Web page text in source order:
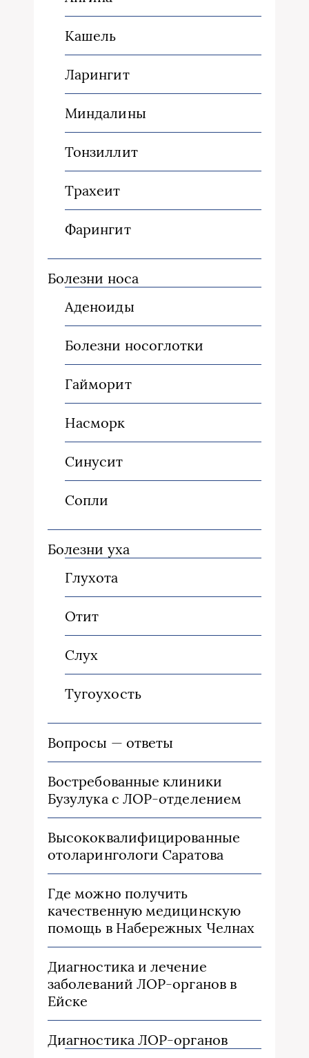
Кашель
Ларингит
Миндалины
Тонзиллит
Трахеит
Фарингит
Болезни носа
Аденоиды
Болезни носоглотки
Гайморит
Насморк
Синусит
Сопли
Болезни уха
Глухота
Отит
Слух
Тугоухость
Вопросы — ответы
Востребованные клиники
Бузулука с ЛОР-отделением
Высококвалифицированные
отоларингологи Саратова
Где можно получить
качественную медицинскую
помощь в Набережных Челнах
Диагностика и лечение
заболеваний ЛОР-органов в
Ейске
Диагностика ЛОР-органов